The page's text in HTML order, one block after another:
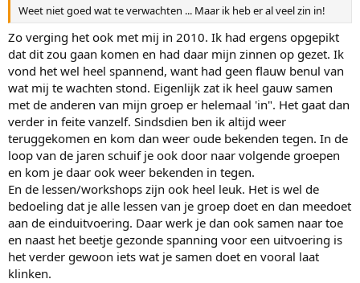
Weet niet goed wat te verwachten ... Maar ik heb er al veel zin in!
Zo verging het ook met mij in 2010. Ik had ergens opgepikt
dat dit zou gaan komen en had daar mijn zinnen op gezet. Ik
vond het wel heel spannend, want had geen flauw benul van
wat mij te wachten stond. Eigenlijk zat ik heel gauw samen
met de anderen van mijn groep er helemaal 'in". Het gaat dan
verder in feite vanzelf. Sindsdien ben ik altijd weer
teruggekomen en kom dan weer oude bekenden tegen. In de
loop van de jaren schuif je ook door naar volgende groepen
en kom je daar ook weer bekenden in tegen.
En de lessen/workshops zijn ook heel leuk. Het is wel de
bedoeling dat je alle lessen van je groep doet en dan meedoet
aan de einduitvoering. Daar werk je dan ook samen naar toe
en naast het beetje gezonde spanning voor een uitvoering is
het verder gewoon iets wat je samen doet en vooral laat
klinken.